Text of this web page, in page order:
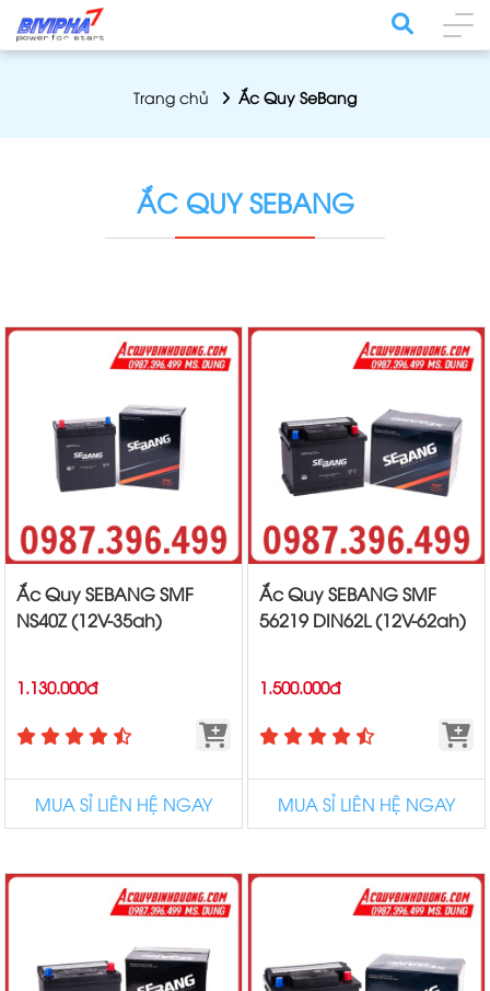
Trang chủ Ắc Quy SeBang
ẮC QUY SEBANG
Ắc Quy SEBANG SMF
NS40Z (12V-35ah)
1.130.000đ
MUA SỈ LIÊN HỆ NGAY
Ắc Quy SEBANG SMF
56219 DIN62L (12V-62ah)
1.500.000đ
MUA SỈ LIÊN HỆ NGAY